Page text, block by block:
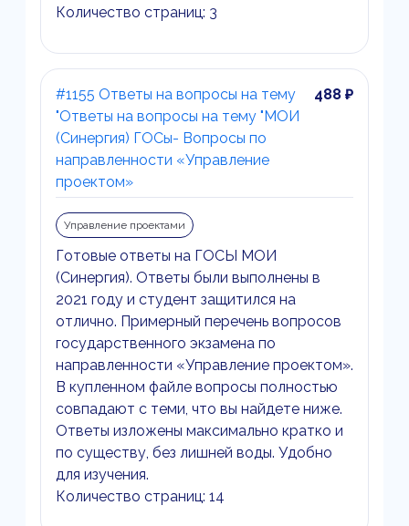
Количество страниц: 3
#1155 Ответы на вопросы на тему
"Ответы на вопросы на тему "МОИ
(Синергия) ГОСы- Вопросы по
направленности «Управление
проектом»
488 ₽
Управление проектами
Готовые ответы на ГОСЫ МОИ
(Синергия). Ответы были выполнены в
2021 году и студент защитился на
отлично. Примерный перечень вопросов
государственного экзамена по
направленности «Управление проектом».
В купленном файле вопросы полностью
совпадают с теми, что вы найдете ниже.
Ответы изложены максимально кратко и
по существу, без лишней воды. Удобно
для изучения.
Количество страниц: 14